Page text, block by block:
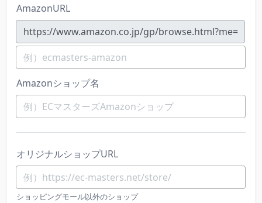
AmazonURL
https://www.amazon.co.jp/gp/browse.html?me=
Amazonショップ名
オリジナルショップURL
ショッピングモール以外のショップ